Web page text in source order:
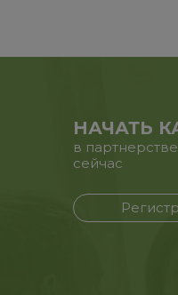
НАЧАТЬ
в
сейчас